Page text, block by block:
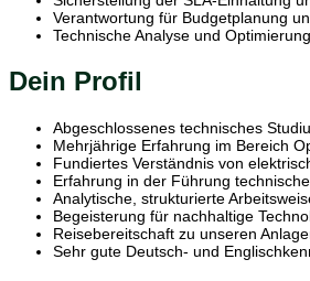
Verantwortung für Budgetplanung
Technische Analyse und
Dein Profil
Abgeschlossenes technisches
Mehrjährige Erfahrung im Bereich
Fundiertes Verständnis von
Erfahrung in der Führung
Analytische, strukturierte
Begeisterung für nachhaltige
Reisebereitschaft zu unseren
Sehr gute Deutsch- und